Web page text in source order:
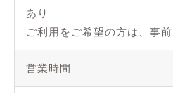
よくある質問
あり
ご利用をご希望の方は、事
営業時間